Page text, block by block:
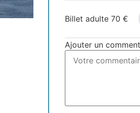
Billet adulte 70 €
Ajouter un